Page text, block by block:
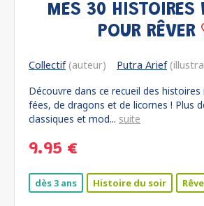
MES 30 HISTOIRES
POUR RÊVER
Collectif(auteur) Putra Arief
Découvre dans ce recueil des
fées, de dragons et de licornes ! Plus
classiques et mod... suite
9.95 €
dès 3 ans Histoire du soir Rêve